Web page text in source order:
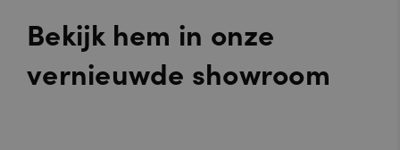
Bekijk hem in onze
vernieuwde showroom
m
PHPSESSID
H
S
e
ss
Cookie gegenereerd door applicaties
op basis van de PHP-taal. Dit is een
identificator voor algemene